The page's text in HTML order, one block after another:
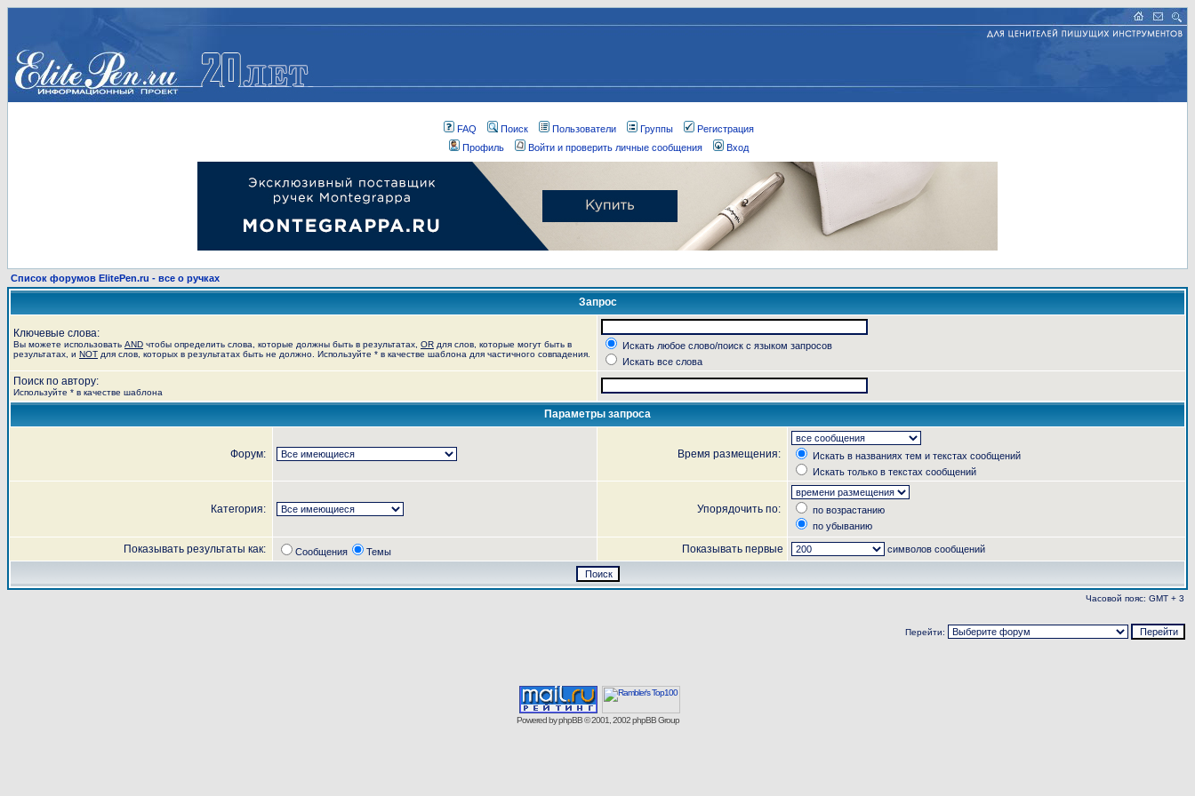
FAQ Поиск Пользователи Группы
Регистрация
Профиль
Войти и проверить личные сообщения Вход
Список форумов ElitePen.ru - все о ручках
Запрос
Ключевые слова:
Вы можете использовать AND чтобы определить слова, которые должны быть в результатах, OR для слов, которые могут быть в
результатах, и NOT для слов, которых в результатах быть не должно. Используйте * в качестве шаблона для частичного совпадения.
Искать любое слово/поиск с языком запросов
Искать все слова
Поиск по автору:
Используйте * в качестве шаблона
Параметры запроса
Форум: Время размещения:
Искать в названиях тем и текстах сообщений
Искать только в текстах сообщений
Категория: Упорядочить по:
по возрастанию
по убыванию
Показывать результаты как: Сообщения Темы Показывать первые символов сообщений
Часовой пояс: GMT + 3
Перейти:
Powered byphpBB© 2001, 2002 phpBB Group